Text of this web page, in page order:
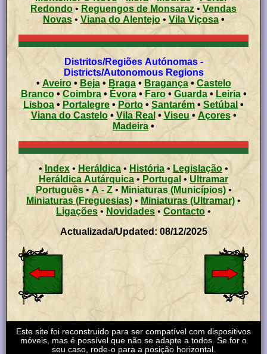
Redondo• Reguengos de Monsaraz • Vendas
Novas• Viana do Alentejo• Vila Viçosa•
Distritos/Regiões Autónomas -
Districts/Autonomous Regions
• Aveiro• Beja• Braga• Bragança•Castelo
Branco• Coimbra• Évora•Faro• Guarda• Leiria•
Lisboa • Portalegre • Porto • Santarém •Setúbal •
Viana do Castelo• Vila Real • Viseu• Açores •
Madeira •
• Index • Heráldica • História • Legislação •
Heráldica Autárquica • Portugal • Ultramar
Português•A - Z• Miniaturas (Municípios)•
Miniaturas (Freguesias) •Miniaturas (Ultramar) •
Ligações • Novidades• Contacto •
Actualizada/Updated: 08/12/2025
Este site foi reconstruido para ser compatível com dispositivos
móveis, mas é possível que não se adapte a todos. Se for o
seu caso, rode-o para a posição horizontal.